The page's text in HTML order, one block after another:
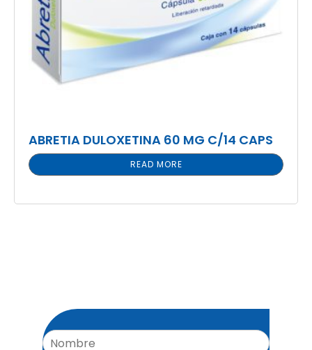
ABRETIA DULOXETINA 60 MG C/14 CAPS
READ MORE